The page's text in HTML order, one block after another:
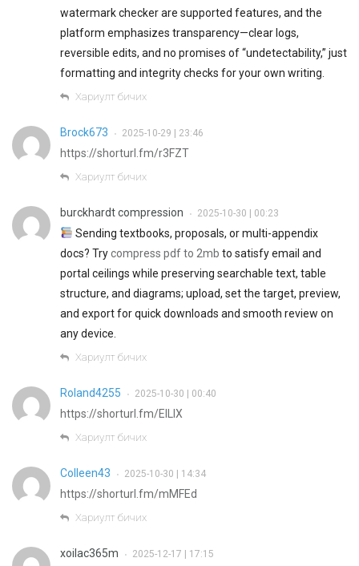
watermark checker are supported features, and the
platform emphasizes transparency—clear logs,
reversible edits, and no promises of “undetectability,” just
formatting and integrity checks for your own writing.
Хариулт бичих
Brock673 • 2025-10-29 | 23:46
https://shorturl.fm/r3FZT
Хариулт бичих
burckhardt compression • 2025-10-30 | 00:23
Sending textbooks, proposals, or multi-appendix
docs? Trycompress pdf to 2mb to satisfy email and
portal ceilings while preserving searchable text, table
structure, and diagrams; upload, set the target, preview,
and export for quick downloads and smooth review on
any device.
Хариулт бичих
Roland4255 • 2025-10-30 | 00:40
https://shorturl.fm/EILIX
Хариулт бичих
Colleen43 • 2025-10-30 | 14:34
https://shorturl.fm/mMFEd
Хариулт бичих
xoilac365m • 2025-12-17 | 17:15